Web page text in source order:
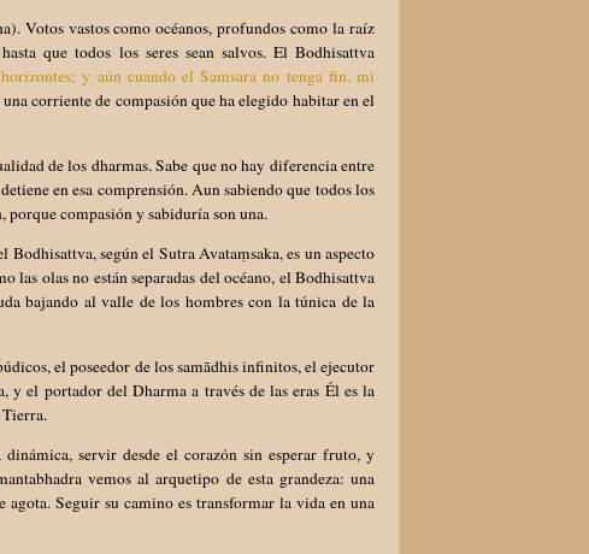
Votos vastos como océanos, profundos como la raíz
que todos los seres sean salvos. El Bodhisattva
y aún cuando el Samsara no tenga fin, mi
corriente de compasión que ha elegido habitar en el
de los dharmas. Sabe que no hay diferencia entre
en esa comprensión. Aun sabiendo que todos los
porque compasión y sabiduría son una.
según el Sutra Avataṃsaka, es un aspecto
las olas no están separadas del océano, el Bodhisattva
bajando al valle de los hombres con la túnica de la
el poseedor de los samādhis infinitos, el ejecutor
y el portador del Dharma a través de las eras Él es la
Tierra.
servir desde el corazón sin esperar fruto, y
vemos al arquetipo de esta grandeza: una
Seguir su camino es transformar la vida en una